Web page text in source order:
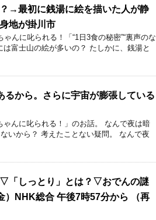
→最初に銭湯に絵を描いた人が静
地が掛川市
んに叱られる！「“1日3食の秘密”“裏声のな
は富士山の絵が多いの？ たしかに、銭湯と
から。さらに宇宙が膨張している
んに叱られる！」のお話。 なんで夜は暗
いから？ 考えたことない疑問。 なんで夜
「しっとり」とは？▽おでんの謎
NHK総合 午後7時57分から （再